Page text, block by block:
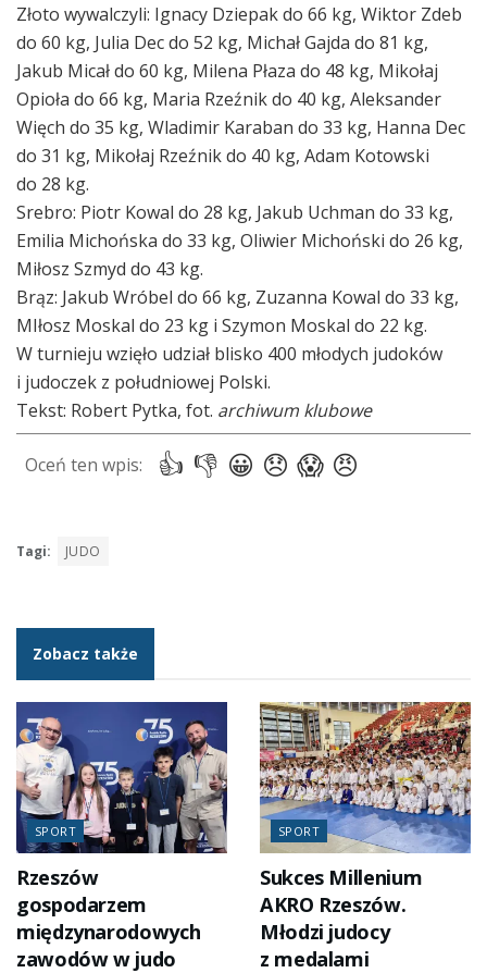
Złoto wywalczyli: Ignacy Dziepak do 66 kg, Wiktor Zdeb
do 60 kg, Julia Dec do 52 kg, Michał Gajda do 81 kg,
Jakub Micał do 60 kg, Milena Płaza do 48 kg, Mikołaj
Opioła do 66 kg, Maria Rzeźnik do 40 kg, Aleksander
Więch do 35 kg, Wladimir Karaban do 33 kg, Hanna Dec
do 31 kg, Mikołaj Rzeźnik do 40 kg, Adam Kotowski
do 28 kg.
Srebro: Piotr Kowal do 28 kg, Jakub Uchman do 33 kg,
Emilia Michońska do 33 kg, Oliwier Michoński do 26 kg,
Miłosz Szmyd do 43 kg.
Brąz: Jakub Wróbel do 66 kg, Zuzanna Kowal do 33 kg,
MIłosz Moskal do 23 kg i Szymon Moskal do 22 kg.
W turnieju wzięło udział blisko 400 młodych judoków
i judoczek z południowej Polski.
Tekst: Robert Pytka, fot. archiwum klubowe
Tagi: JUDO
Zobacz także
SPORT
Rzeszów
gospodarzem
międzynarodowych
zawodów w judo
SPORT
Sukces Millenium
AKRO Rzeszów.
Młodzi judocy
z medalami